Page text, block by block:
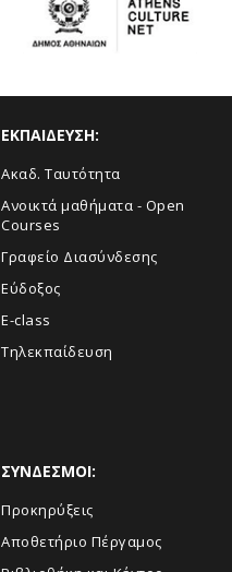
ΕΚΠΑΙΔΕΥΣΗ:
Ακαδ. Ταυτότητα
Ανοικτά μαθήματα - Open
Courses
Γραφείο Διασύνδεσης
Εύδοξος
E-class
Τηλεκπαίδευση
ΣΥΝΔΕΣΜΟΙ:
Προκηρύξεις
Αποθετήριο Πέργαμος